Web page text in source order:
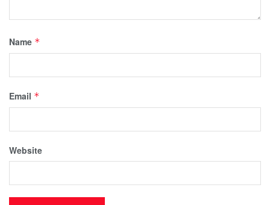
Name *
Email *
Website